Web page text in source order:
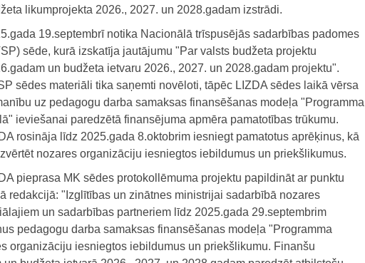
likumprojekta 2026., 2027. un 2028.gadam izstrādi.
19.septembrī notika Nacionālā trīspusējās sadarbības padomes
sēde, kurā izskatīja jautājumu "Par valsts budžeta projektu
un budžeta ietvaru 2026., 2027. un 2028.gadam projektu".
sēdes materiāli tika saņemti novēloti, tāpēc LIZDA sēdes laikā vērsa
uz pedagogu darba samaksas finansēšanas modeļa "Programma
ieviešanai paredzētā finansējuma apmēra pamatotības trūkumu.
rosināja līdz 2025.gada 8.oktobrim iesniegt pamatotus aprēķinus, kā
nozares organizāciju iesniegtos iebildumus un priekšlikumus.
pieprasa MK sēdes protokollēmuma projektu papildināt ar punktu
redakcijā: "Izglītības un zinātnes ministrijai sadarbībā nozares
un sadarbības partneriem līdz 2025.gada 29.septembrim
pedagogu darba samaksas finansēšanas modeļa "Programma
organizāciju iesniegtos iebildumus un priekšlikumu. Finanšu